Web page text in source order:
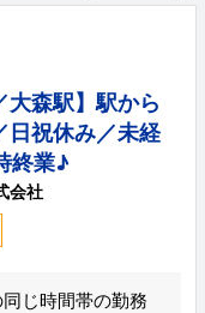
大森駅】駅から
日祝休み／未経
終業♪
会社
じ時間帯の勤務